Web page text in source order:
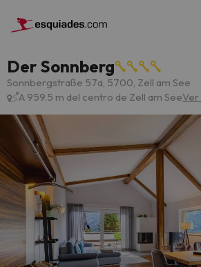
Der Sonnberg
Sonnbergstraße 57a, 5700, Zell am See
A 959.5 m del centro de Zell am SeeVer